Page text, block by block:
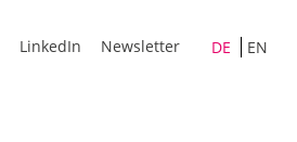
LinkedIn Newsletter DE EN